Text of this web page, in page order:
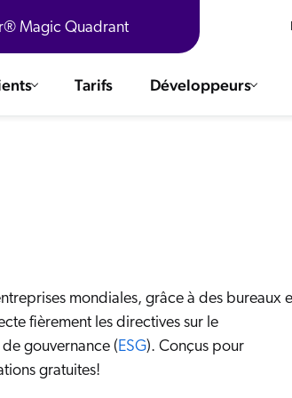
Magic Quadrant
Tarifs Développeurs
DE TRAVAIL
Vidéos R360
The Future of Enterprise Commerce —
mondiales, grâce à des bureaux
fièrement les directives sur le
gouvernance (ESG). Conçus pour
gratuites!